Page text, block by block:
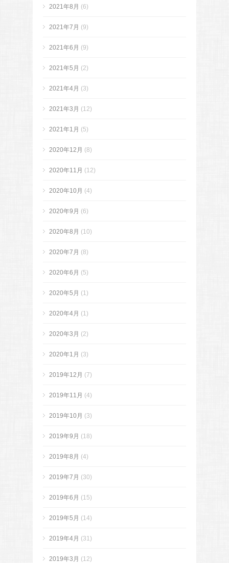
2021年8月 (6)
2021年7月 (9)
2021年6月 (9)
2021年5月 (2)
2021年4月 (3)
2021年3月 (12)
2021年1月 (5)
2020年12月 (8)
2020年11月 (12)
2020年10月 (4)
2020年9月 (6)
2020年8月 (10)
2020年7月 (8)
2020年6月 (5)
2020年5月 (1)
2020年4月 (1)
2020年3月 (2)
2020年1月 (3)
2019年12月 (7)
2019年11月 (4)
2019年10月 (3)
2019年9月 (18)
2019年8月 (4)
2019年7月 (30)
2019年6月 (15)
2019年5月 (14)
2019年4月 (31)
2019年3月 (12)